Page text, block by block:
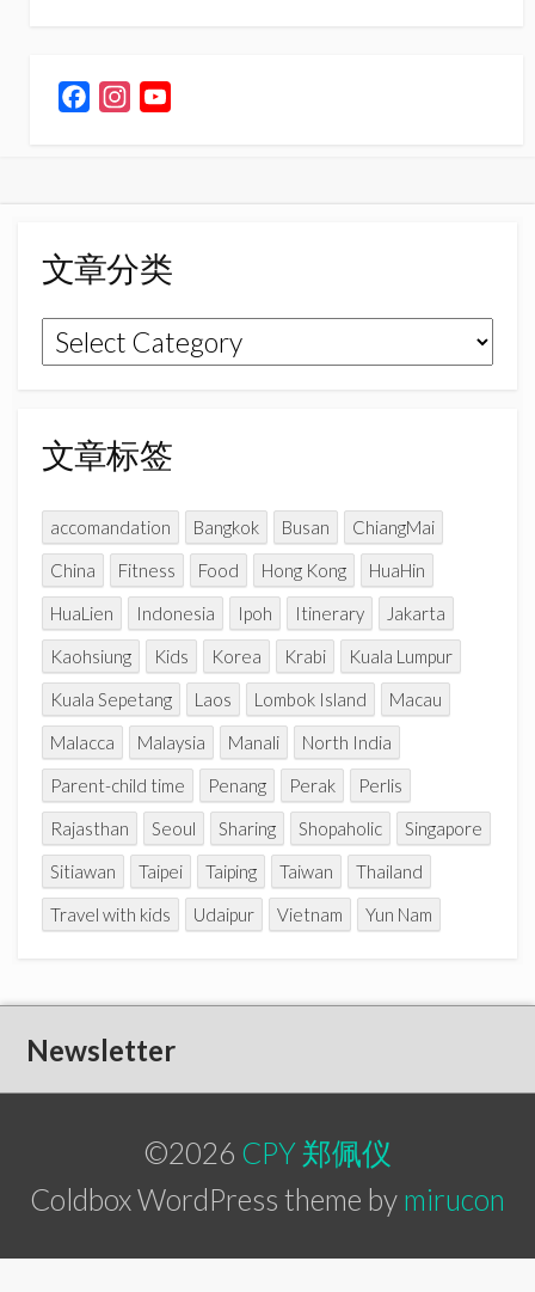
o
o
k
r
a
m
C
h
n
文章分类
文
章
类
文章标签
accomandation Bangkok Busan
ChiangMai
China
Fitness Food Hong Kong
HuaHin
HuaLien
Indonesia Ipoh Itinerary
Jakarta
Kaohsiung
Kids Korea Krabi
Kuala Lumpur
Kuala Sepetang
Laos Lombok Island
Macau
Malacca
Malaysia Manali
North India
Parent-child time
Penang Perak
Perlis
Rajasthan
Seoul Sharing Shopaholic
Singapore
Sitiawan
Taipei Taiping Taiwan
Thailand
Travel with kids
Udaipur Vietnam Yun Nam
Newsletter
©2026 CPY 郑佩仪
Coldbox WordPress theme by mirucon